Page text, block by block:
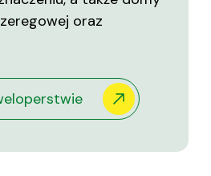
oraz